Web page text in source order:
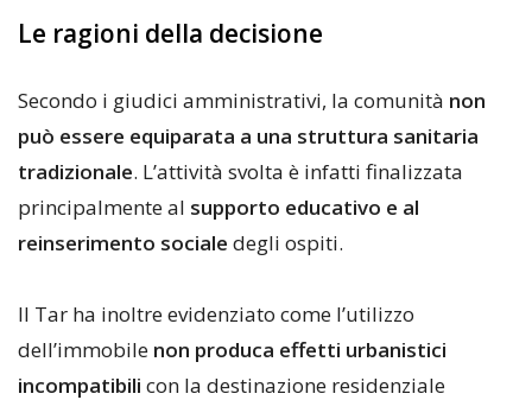
Le ragioni della decisione
Secondo i giudici amministrativi, la comunità non
può essere equiparata a una struttura sanitaria
tradizionale. L’attività svolta è infatti finalizzata
principalmente al supporto educativo e al
reinserimento sociale degli ospiti.
Il Tar ha inoltre evidenziato come l’utilizzo
dell’immobile non produca effetti urbanistici
incompatibili con la destinazione residenziale